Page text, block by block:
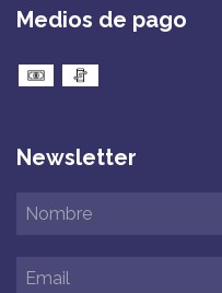
Medios de pago
Newsletter